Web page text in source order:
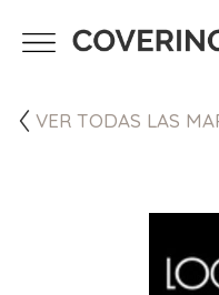
VER TODAS LAS